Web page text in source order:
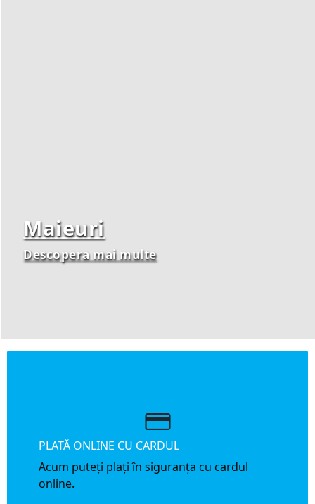
Maieuri
Descopera mai multe
PLATĂ ONLINE CU CARDUL
Acum puteți plați în siguranța cu cardul
online.